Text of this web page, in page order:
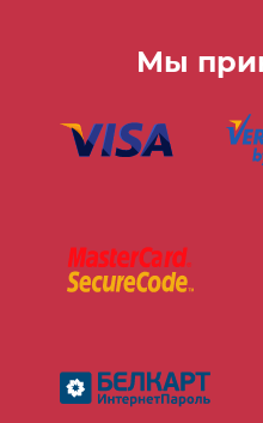
Мы